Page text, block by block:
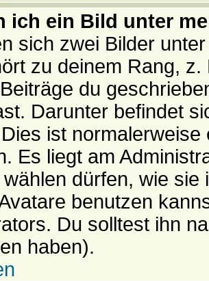
ich ein Bild unter
sich zwei Bilder
zu deinem Rang,
du
Darunter befindet
ist
Es liegt am
dürfen, wie
benutzen
Du solltest ihn
haben).